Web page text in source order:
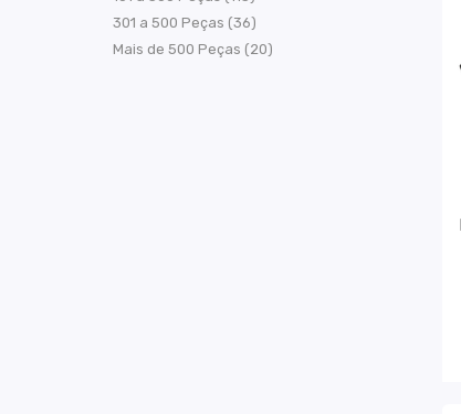
301 a 500 Peças (36)
Mais de 500 Peças (20)